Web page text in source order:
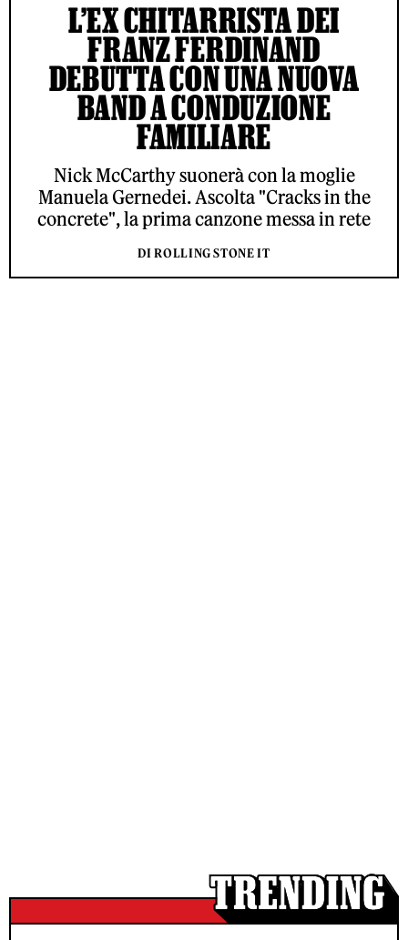
L’EX CHITARRISTA DEI
FRANZ FERDINAND
DEBUTTA CON UNA NUOVA
BAND A CONDUZIONE
FAMILIARE
Nick McCarthy suonerà con la moglie
Manuela Gernedei. Ascolta "Cracks in the
concrete", la prima canzone messa in rete
DI ROLLING STONE IT